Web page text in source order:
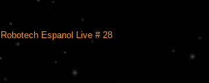
Robotech Espanol Live # 28